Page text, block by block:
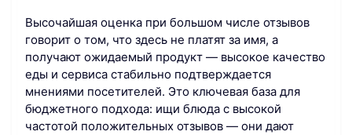
Высочайшая оценка при большом числе отзывов
говорит о том, что здесь не платят за имя, а
получают ожидаемый продукт — высокое качество
еды и сервиса стабильно подтверждается
мнениями посетителей. Это ключевая база для
бюджетного подхода: ищи блюда с высокой
частотой положительных отзывов — они дают